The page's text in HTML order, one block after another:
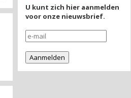
U kunt zich hier aanmelden
voor onze nieuwsbrief.